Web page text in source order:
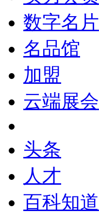
数字名片
名品馆
加盟
云端展会
头条
人才
百科知道